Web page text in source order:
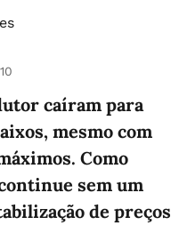
caíram para
mesmo com
Como
sem um
de preços